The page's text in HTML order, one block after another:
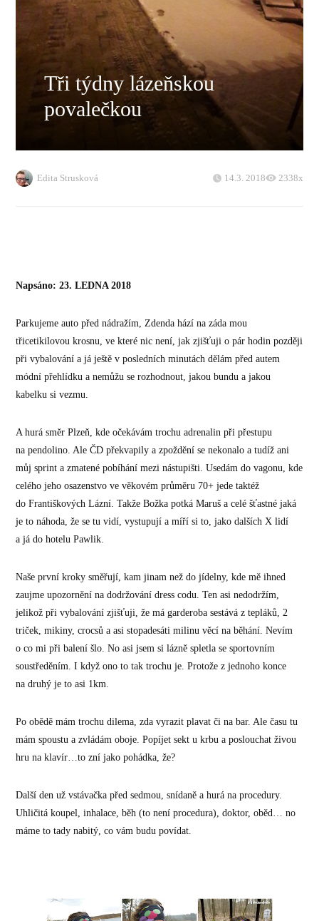
Tři týdny lázeňskou
povalečkou
Edita Strusková 14.3. 2018 2338x
Napsáno: 23. LEDNA 2018
Parkujeme auto před nádražím, Zdenda hází na záda mou
třicetikilovou krosnu, ve které nic není, jak zjišťuji o pár hodin později
při vybalování a já ještě v posledních minutách dělám před autem
módní přehlídku a nemůžu se rozhodnout, jakou bundu a jakou
kabelku si vezmu.
A hurá směr Plzeň, kde očekávám trochu adrenalin při přestupu
na pendolino. Ale ČD překvapily a zpoždění se nekonalo a tudíž ani
můj sprint a zmatené pobíhání mezi nástupišti. Usedám do vagonu, kde
celého jeho osazenstvo ve věkovém průměru 70+ jede taktéž
do Františkových Lázní. Takže Božka potká Maruš a celé šťastné jaká
je to náhoda, že se tu vidí, vystupují a míří si to, jako dalších X lidí
a já do hotelu Pawlik.
Naše první kroky směřují, kam jinam než do jídelny, kde mě ihned
zaujme upozornění na dodržování dress codu. Ten asi nedodržím,
jelikož při vybalování zjišťuji, že má garderoba sestává z tepláků, 2
triček, mikiny, crocsů a asi stopadesáti milinu věcí na běhání. Nevím
o co mi při balení šlo. No asi jsem si lázně spletla se sportovním
soustředěním. I když ono to tak trochu je. Protože z jednoho konce
na druhý je to asi 1km.
Po obědě mám trochu dilema, zda vyrazit plavat či na bar. Ale času tu
mám spoustu a zvládám oboje. Popíjet sekt u krbu a poslouchat živou
hru na klavír…to zní jako pohádka, že?
Další den už vstávačka před sedmou, snídaně a hurá na procedury.
Uhličitá koupel, inhalace, běh (to není procedura), doktor, oběd… no
máme to tady nabitý, co vám budu povídat.